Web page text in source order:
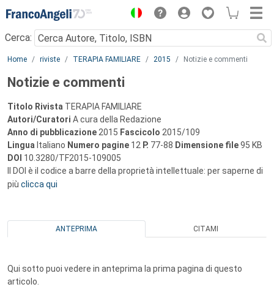
Menu
Cerca:
Main content
Home riviste TERAPIA FAMILIARE 2015 Notizie e commenti
Notizie e commenti
Titolo Rivista TERAPIA FAMILIARE
Autori/Curatori A cura della Redazione
Anno di pubblicazione 2015 Fascicolo 2015/109
Lingua Italiano Numero pagine 12 P. 77-88 Dimensione file95 KB
DOI 10.3280/TF2015-109005
Il DOI è il codice a barre della proprietà intellettuale: per saperne di
più clicca qui
ANTEPRIMA CITAMI
Qui sotto puoi vedere in anteprima la prima pagina di questo
articolo.